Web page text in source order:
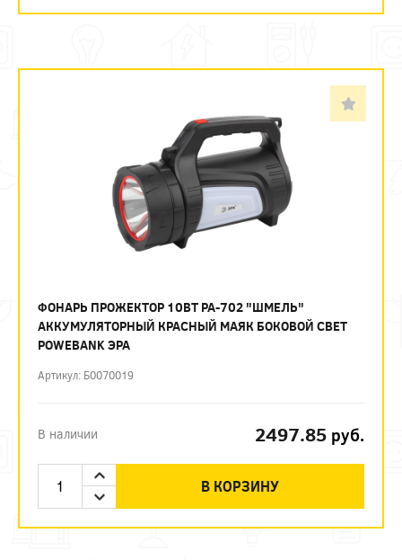
ФОНАРЬ ПРОЖЕКТОР 10ВТ PA-702 "ШМЕЛЬ"
АККУМУЛЯТОРНЫЙ КРАСНЫЙ МАЯК БОКОВОЙ СВЕТ
POWEBANK ЭРА
Артикул: Б0070019
В наличии 2497.85 руб.
В КОРЗИНУ